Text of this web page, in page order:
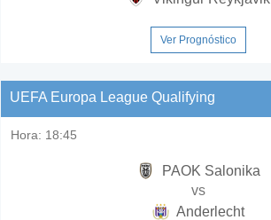
Ver Prognóstico
UEFA Europa League Qualifying
Hora: 18:45
PAOK Salonika
vs
Anderlecht